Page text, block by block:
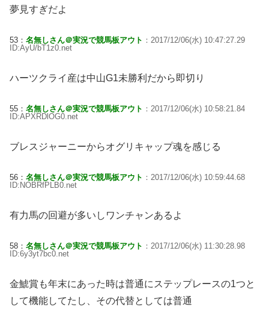
夢見すぎだよ
53： 名無しさん＠実況で競馬板アウト ：2017/12/06(水) 10:47:27.29
ID:AyU/bT1z0.net
ハーツクライ産は中山G1未勝利だから即切り
55： 名無しさん＠実況で競馬板アウト ：2017/12/06(水) 10:58:21.84
ID:APXRDlOG0.net
ブレスジャーニーからオグリキャップ魂を感じる
56： 名無しさん＠実況で競馬板アウト ：2017/12/06(水) 10:59:44.68
ID:NOBRfPLB0.net
有力馬の回避が多いしワンチャンあるよ
58： 名無しさん＠実況で競馬板アウト ：2017/12/06(水) 11:30:28.98
ID:6y3yt7bc0.net
金鯱賞も年末にあった時は普通にステップレースの1つと
して機能してたし、その代替としては普通